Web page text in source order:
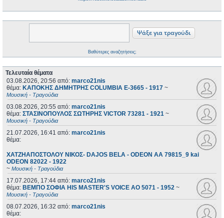
Βαθύτερες αναζητήσεις;
Τελευταία θέματα
03.08.2026, 20:56 από: marco21nis
θέμα: ΚΑΠΟΚΗΣ ΔΗΜΗΤΡΗΣ COLUMBIA E-3665 - 1917 ~
Μουσική - Τραγούδια
03.08.2026, 20:55 από: marco21nis
θέμα: ΣΤΑΣΙΝΟΠΟΥΛΟΣ ΣΩΤΗΡΗΣ VICTOR 73281 - 1921 ~
Μουσική - Τραγούδια
21.07.2026, 16:41 από: marco21nis
θέμα:
ΧΑΤΖΗΑΠΟΣΤΟΛΟΥ ΝΙΚΟΣ- DAJOS BELA - ODEON AA 79815_9 kai
ODEON 82022 - 1922
~ Μουσική - Τραγούδια
17.07.2026, 17:44 από: marco21nis
θέμα: ΒΕΜΠΟ ΣΟΦΙΑ HIS MASTER'S VOICE AO 5071 - 1952 ~
Μουσική - Τραγούδια
08.07.2026, 16:32 από: marco21nis
θέμα: